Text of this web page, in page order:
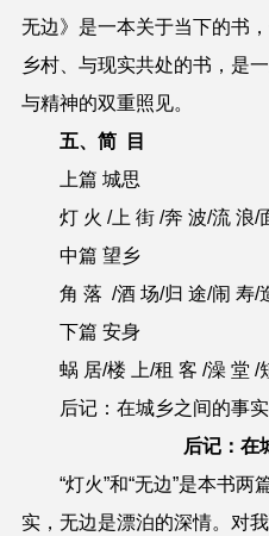
无边》是一本关于当下的书
乡村、与现实共处的书，是
与精神的双重照见。
五、 简 目
上篇 城思
灯 火 /上 街 /奔 波/流 浪/
中篇 望乡
角 落 /酒 场/归 途/闹 寿/
下篇 安身
蜗 居/楼 上/租 客 /澡 堂 /
后记：在城乡之间的事实
后记：在
“灯火”和“无边”是本书
实，无边是漂泊的深情。 对